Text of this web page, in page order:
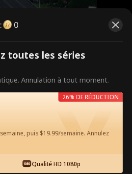
épisodes payants.
pour regarder.
maintenant
: 0
toutes les séries
Annulation à tout moment.
puis $19.99/semaine. Annulez
Qualité HD 1080p
26% DE RÉDUCTION